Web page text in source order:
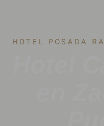
HOTEL POSADA